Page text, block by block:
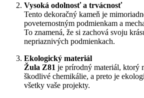
Vysoká odolnosť a trvácnosť
Tento dekoračný kameň je
poveternostným podmienkam a
To znamená, že si zachová svoju
nepriaznivých podmienkach.
Ekologický materiál
Žula Z81 je prírodný materiál, ktorý
škodlivé chemikálie, a preto je
všetky vaše projekty.